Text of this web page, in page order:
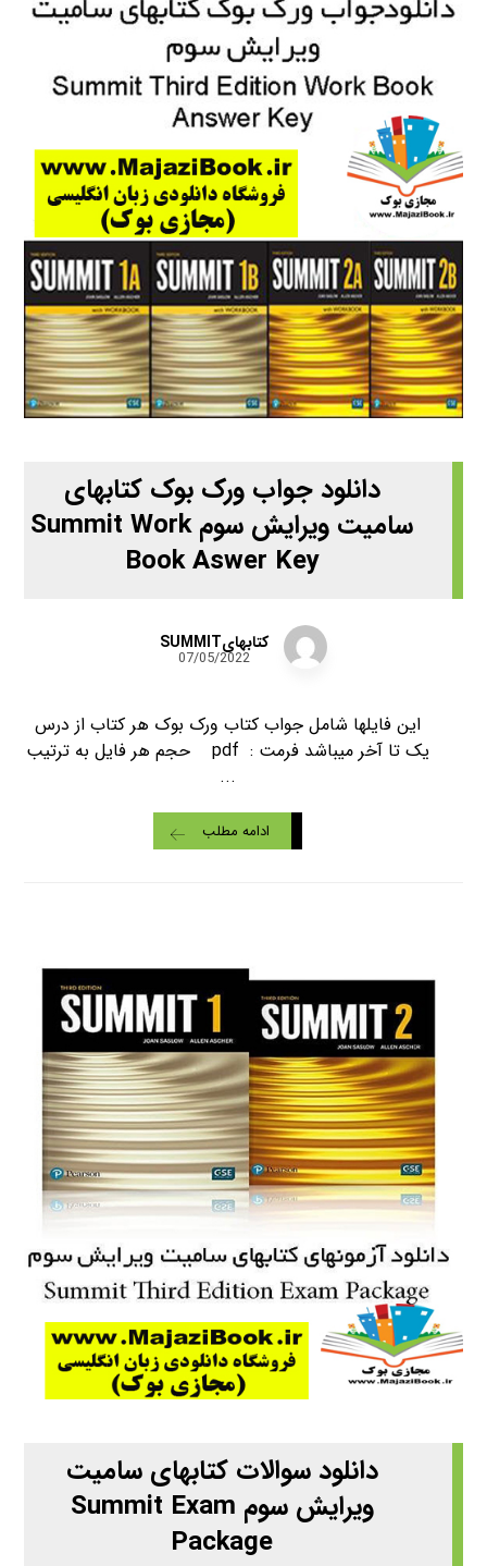
دانلود جواب ورک بوک کتابهای
سامیت ویرایش سوم Summit Work
Book Aswer Key
کتابهایSUMMIT
07/05/2022
این فایلها شامل جواب کتاب ورک بوک هر کتاب از درس
یک تا آخر میباشد فرمت : pdf حجم هر فایل به ترتیب
...
ادامه مطلب
دانلود سوالات کتابهای سامیت
ویرایش سوم Summit Exam
Package